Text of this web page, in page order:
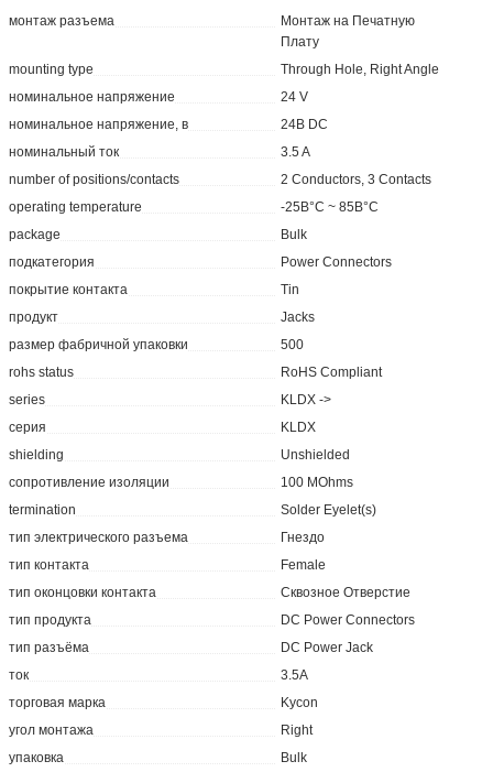
монтаж разъема
Монтаж на Печатную
Плату
mounting type
Through Hole, Right Angle
номинальное напряжение
24 V
номинальное напряжение, в
24В DC
номинальный ток
3.5 A
number of positions/contacts
2 Conductors, 3 Contacts
operating temperature
-25В°C ~ 85В°C
package
Bulk
подкатегория
Power Connectors
покрытие контакта
Tin
продукт
Jacks
размер фабричной упаковки
500
rohs status
RoHS Compliant
series
KLDX ->
серия
KLDX
shielding
Unshielded
сопротивление изоляции
100 MOhms
termination
Solder Eyelet(s)
тип электрического разъема
Гнездо
тип контакта
Female
тип оконцовки контакта
Сквозное Отверстие
тип продукта
DC Power Connectors
тип разъёма
DC Power Jack
ток
3.5А
торговая марка
Kycon
угол монтажа
Right
упаковка
Bulk